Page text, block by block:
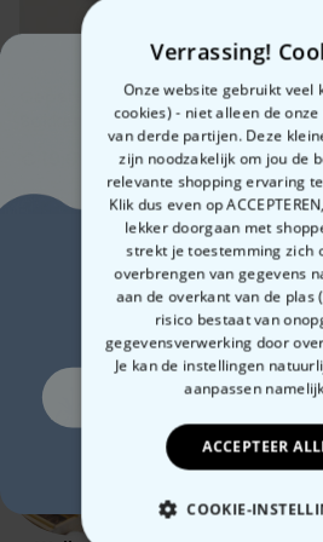
Gepersonaliseerde
Sokken met Foto Gezicht
en
€
Gerelateerde
Bekijk onze andere categorie
Verrassing!
Onze website gebruikt veel
cookies) - niet alleen de
van derde partijen. Deze
zijn noodzakelijk om jou de
relevante shopping ervaring
Klik dus even op
lekker doorgaan met
strekt je toestemming zich
overbrengen van gegevens
aan de overkant van de plas
risico bestaat van
gegevensverwerking door
Je kan de instellingen
aanpassen
ACCEPTEER
COOKIE-
Zin in
10%
Ja,
Nee, ik ben geen fan